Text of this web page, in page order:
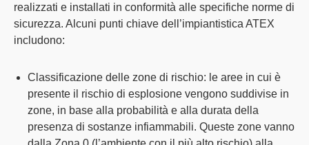
realizzati e installati in conformità alle specifiche norme di
sicurezza. Alcuni punti chiave dell’impiantistica ATEX
includono:
Classificazione delle zone di rischio: le aree in cui è
presente il rischio di esplosione vengono suddivise in
zone, in base alla probabilità e alla durata della
presenza di sostanze infiammabili. Queste zone vanno